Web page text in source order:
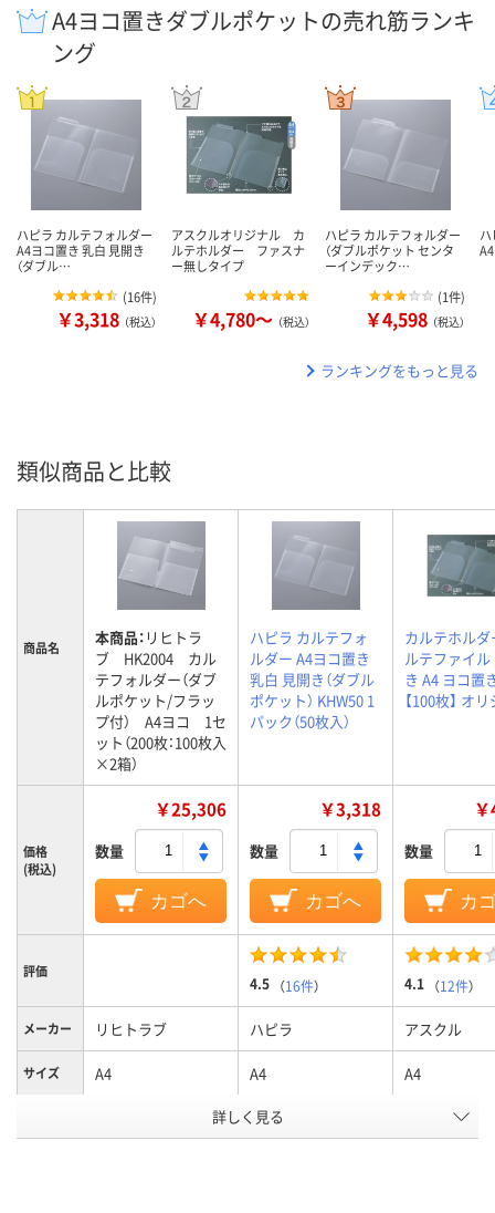
A4ヨコ置きダブルポケットの売れ筋ランキ
ング
ハピラ カルテフォルダー
A4ヨコ置き 乳白 見開き
（ダブル…
(16件)
￥3,318 （税込）
アスクルオリジナル カ
ルテホルダー ファスナ
ー無しタイプ
￥4,780～ （税込）
ハピラ カルテフォルダー
（ダブルポケット センタ
ーインデック…
(1件)
￥4,598 （税込）
ランキングをもっと見る
類似商品と比較
商品名 本商品： リヒトラ
ブ HK2004 カル
テフォルダー（ダブ
ルポケット/フラッ
プ付） A4ヨコ 1セ
ット（200枚：100枚入
×2箱）
ハピラ カルテフォ
ルダー A4ヨコ置き
乳白 見開き（ダブル
ポケット） KHW50 1
パック（50枚入）
カルテホルダ
ルテファイル
き A4 ヨコ置
【100枚】 オ
価格
(税込)
￥25,306
数量
カゴへ
￥3,318
数量
カゴへ
数量
カ
評価
4.5 （16件） 4.1 （12件）
メーカー リヒトラブ ハピラ アスクル
サイズ A4 A4 A4
ヨコ置き ヨコ置き
詳しく見る